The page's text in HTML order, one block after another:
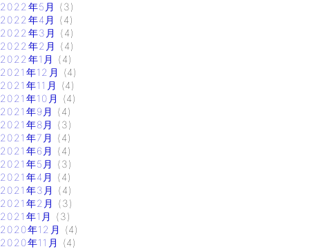
2022年5月
(3)
2022年4月
(4)
2022年3月
(4)
2022年2月
(4)
2022年1月
(4)
2021年12月
(4)
2021年11月
(4)
2021年10月
(4)
2021年9月
(4)
2021年8月
(3)
2021年7月
(4)
2021年6月
(4)
2021年5月
(3)
2021年4月
(4)
2021年3月
(4)
2021年2月
(3)
2021年1月
(3)
2020年12月
(4)
2020年11月
(4)